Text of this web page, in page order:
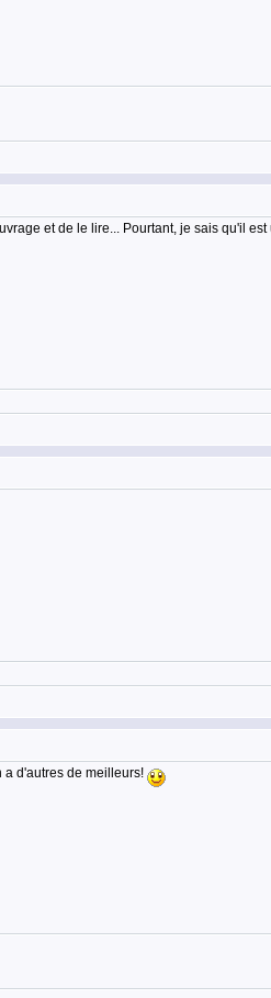
et de le lire... Pourtant, je sais qu'il est
a d'autres de meilleurs!